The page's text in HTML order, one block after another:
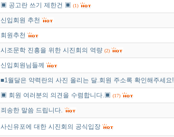
▣ 공고란 쓰기 제한건 ▣ (1)
신입회원 추천
회원추천
시조문학 진흥을 위한 시진회의 역량 (2)
신입회원님들께
■1월달은 약력란의 사진 올리는 달.회원 주소록 확인해주세요!
▣ 회원 여러분의 의견을 수렴합니다.▣ (17)
죄송한 말씀 드립니다.
사신유포에 대한 시진회의 공식입장